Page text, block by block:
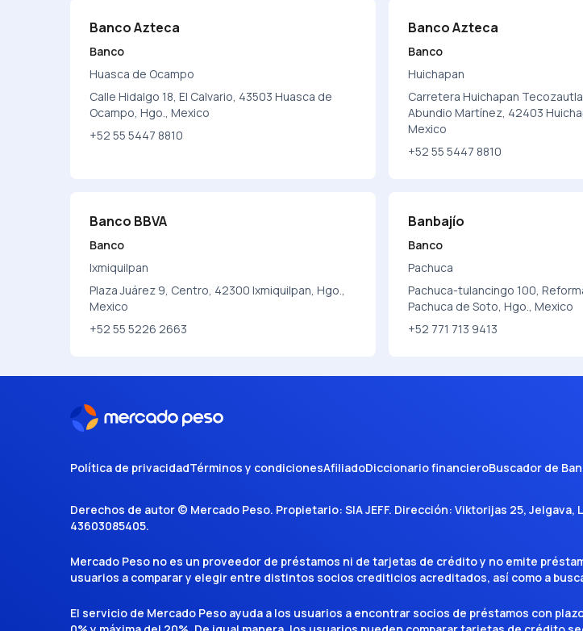
Banco Azteca
Banco
Huasca de Ocampo
Calle Hidalgo 18, El Calvario, 43503 Huasca de
Ocampo, Hgo., Mexico
+52 55 5447 8810
Banco Azteca
Banco
Huichapan
Carretera Huichapan Tecozautla
Abundio Martínez, 42403
Mexico
+52 55 5447 8810
Banco BBVA
Banco
Ixmiquilpan
Plaza Juárez 9, Centro, 42300 Ixmiquilpan, Hgo.,
Mexico
+52 55 5226 2663
Banbajío
Banco
Pachuca
Pachuca-tulancingo 100,
Pachuca de Soto, Hgo., Mexico
+52 771 713 9413
Política de privacidadTérminos y condicionesAfiliadoDiccionario financieroBuscador de
Derechos de autor © Mercado Peso. Propietario: SIA JEFF. Dirección: Viktorijas 25, Jelgava,
43603085405.
Mercado Peso no es un proveedor de préstamos ni de tarjetas de crédito y no emite
usuarios a comparar y elegir entre distintos socios crediticios acreditados, así como a
El servicio de Mercado Peso ayuda a los usuarios a encontrar socios de préstamos con